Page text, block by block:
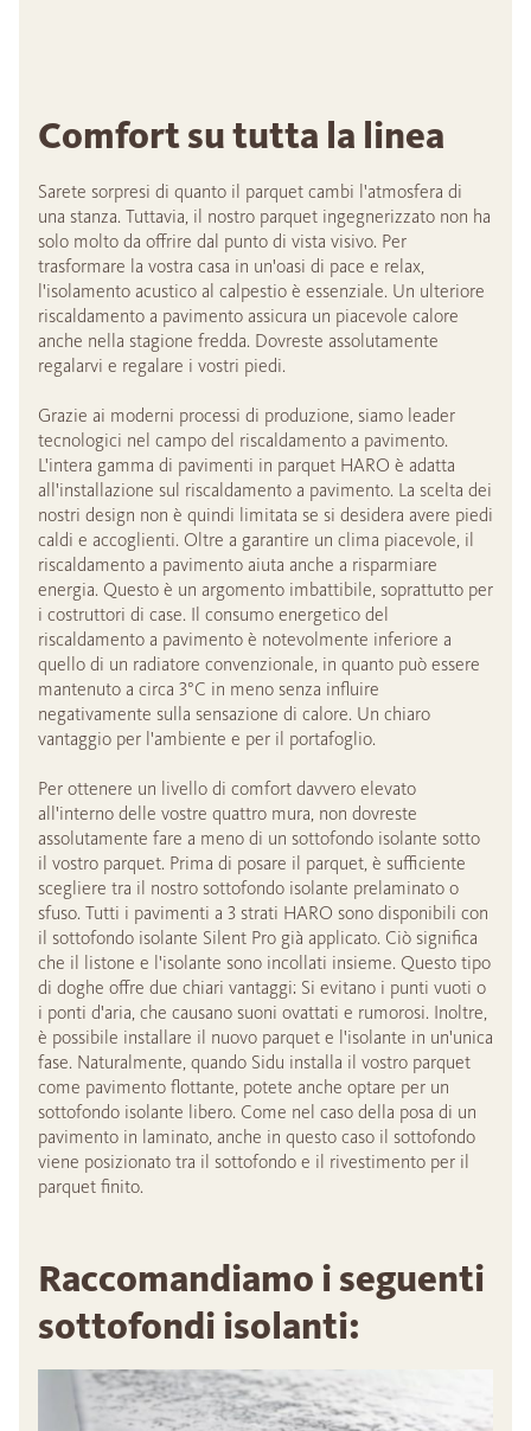
Comfort su tutta la linea
Sarete sorpresi di quanto il parquet cambi l'atmosfera di
una stanza. Tuttavia, il nostro parquet ingegnerizzato non ha
solo molto da offrire dal punto di vista visivo. Per
trasformare la vostra casa in un'oasi di pace e relax,
l'isolamento acustico al calpestio è essenziale. Un ulteriore
riscaldamento a pavimento assicura un piacevole calore
anche nella stagione fredda. Dovreste assolutamente
regalarvi e regalare i vostri piedi.
Grazie ai moderni processi di produzione, siamo leader
tecnologici nel campo del riscaldamento a pavimento.
L'intera gamma di pavimenti in parquet HARO è adatta
all'installazione sul riscaldamento a pavimento. La scelta dei
nostri design non è quindi limitata se si desidera avere piedi
caldi e accoglienti. Oltre a garantire un clima piacevole, il
riscaldamento a pavimento aiuta anche a risparmiare
energia. Questo è un argomento imbattibile, soprattutto per
i costruttori di case. Il consumo energetico del
riscaldamento a pavimento è notevolmente inferiore a
quello di un radiatore convenzionale, in quanto può essere
mantenuto a circa 3°C in meno senza influire
negativamente sulla sensazione di calore. Un chiaro
vantaggio per l'ambiente e per il portafoglio.
Per ottenere un livello di comfort davvero elevato
all'interno delle vostre quattro mura, non dovreste
assolutamente fare a meno di un sottofondo isolante sotto
il vostro parquet. Prima di posare il parquet, è sufficiente
scegliere tra il nostro sottofondo isolante prelaminato o
sfuso. Tutti i pavimenti a 3 strati HARO sono disponibili con
il sottofondo isolante Silent Pro già applicato. Ciò significa
che il listone e l'isolante sono incollati insieme. Questo tipo
di doghe offre due chiari vantaggi: Si evitano i punti vuoti o
i ponti d'aria, che causano suoni ovattati e rumorosi. Inoltre,
è possibile installare il nuovo parquet e l'isolante in un'unica
fase. Naturalmente, quando Sidu installa il vostro parquet
come pavimento flottante, potete anche optare per un
sottofondo isolante libero. Come nel caso della posa di un
pavimento in laminato, anche in questo caso il sottofondo
viene posizionato tra il sottofondo e il rivestimento per il
parquet finito.
Raccomandiamo i seguenti
sottofondi isolanti: